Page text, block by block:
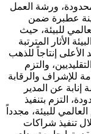
ورشة العمل
عطبرة ضمن
للبيئة، حيث
الأثار المترتبة
الأعلى إنتاجاً للذهب
والتزم
للإشراف والرقابة
عن المدير
التزم بتنفيذ
للبيئة، مجدداً
تنفيذ شراكات